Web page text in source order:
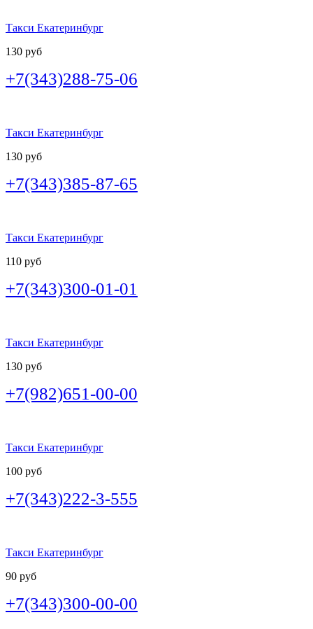
Такси Екатеринбург
130 руб
+7(343)288-75-06
Такси Екатеринбург
130 руб
+7(343)385-87-65
Такси Екатеринбург
110 руб
+7(343)300-01-01
Такси Екатеринбург
130 руб
+7(982)651-00-00
Такси Екатеринбург
100 руб
+7(343)222-3-555
Такси Екатеринбург
90 руб
+7(343)300-00-00